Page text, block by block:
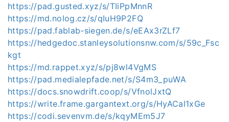
https://pad.gusted.xyz/s/TIiPpMnnR
https://md.nolog.cz/s/qIuH9P2FQ
https://pad.fablab-siegen.de/s/eEAx3rZLf7
https://hedgedoc.stanleysolutionsnw.com/s/59c_Fsc
kgt
https://md.rappet.xyz/s/pj8wl4VgMS
https://pad.medialepfade.net/s/S4m3_puWA
https://docs.snowdrift.coop/s/VfnolJxtQ
https://write.frame.gargantext.org/s/HyACal1xGe
https://codi.sevenvm.de/s/kqyMEm5J7